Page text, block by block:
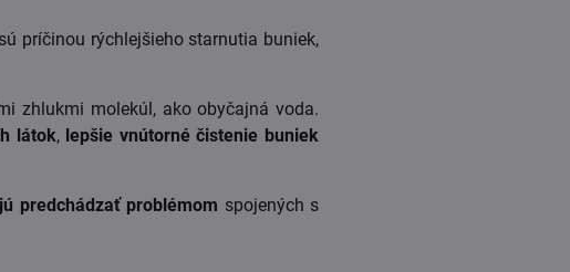
príčinou rýchlejšieho starnutia buniek,
zhlukmi molekúl, ako obyčajná voda.
látok, lepšie vnútorné čistenie buniek
predchádzať problémom spojených s